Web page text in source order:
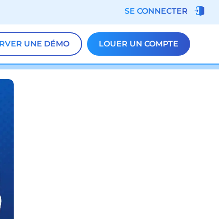
SE CONNECTER
UNE DÉMO LOUER UN COMPTE